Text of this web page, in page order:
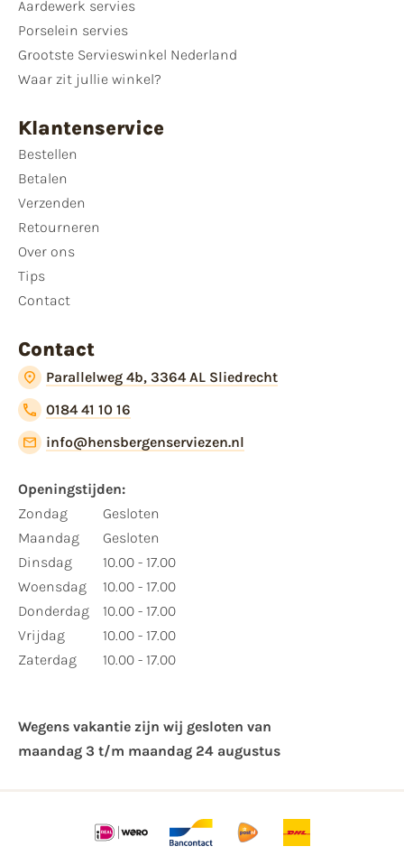
Aardewerk servies
Porselein servies
Grootste Servieswinkel Nederland
Waar zit jullie winkel?
Klantenservice
Bestellen
Betalen
Verzenden
Retourneren
Over ons
Tips
Contact
Contact
Parallelweg 4b, 3364 AL Sliedrecht
0184 41 10 16
info@hensbergenserviezen.nl
Openingstijden:
Zondag
Maandag
Dinsdag
Woensdag
Donderdag
Vrijdag
Zaterdag
Gesloten
Gesloten
10.00 - 17.00
10.00 - 17.00
10.00 - 17.00
10.00 - 17.00
10.00 - 17.00
Wegens vakantie zijn wij gesloten van ​
maandag 3 t/m maandag 24 augustus